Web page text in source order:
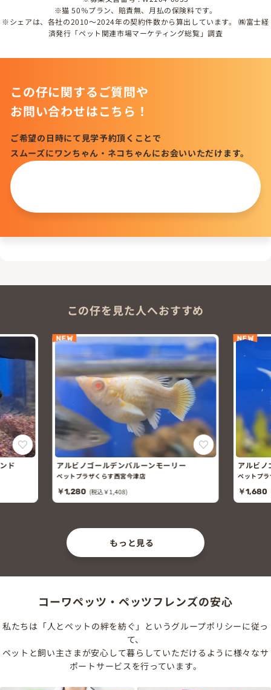
※猫 50％プラン、賠責無、月払の保険料です。
※シェアは、各社の2010～2024年の契約件数から算出しています。 ㈱富士経
済発行「ペット関連市場マーケティング総覧」調査
この仔に関するご質問や
お問い合わせはこちら！
ご希望の日時にて見学予約頂くことで
スムーズにワンちゃん・ネコちゃんにお会いいただけます。
この仔を見た人へおすすめ
NEW
アルビノゴールデンバルーンライヤーモー
リー
ペットプラザくらす西宮今津店
￥1,680 (税込￥1,848)
NEW
プラチナ
ペットプ
男の仔
￥380 (
もっと見る
コーワペッツ・ペッツフレンズの安心
私たちは「人とペットの絆を紡ぐ」というグループポリシーに従っ
て、
ペットと飼い主さまが安心して暮らしていただけるように様々なサ
ポートサービスを行っています。